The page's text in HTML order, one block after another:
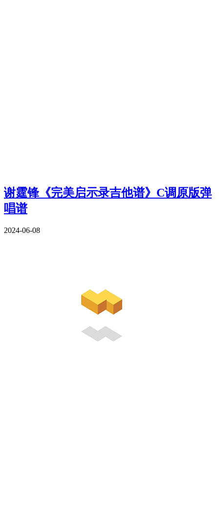
谢霆锋《完美启示录吉他谱》C调原版弹
唱谱
2024-06-08